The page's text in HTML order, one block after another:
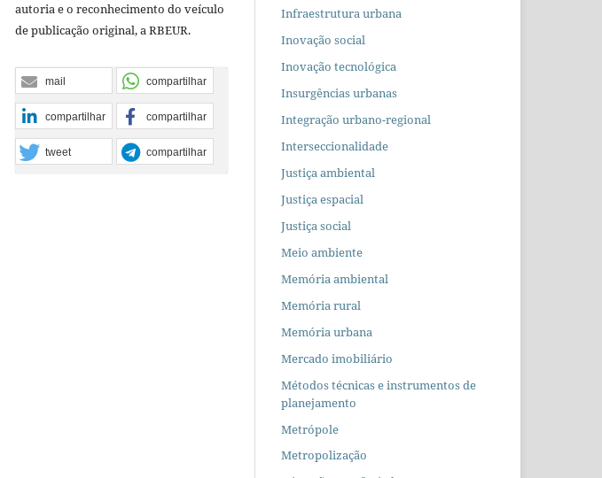
autoria e o reconhecimento do veículo
de publicação original, a RBEUR.
mail compartilhar
compartilhar compartilhar
tweet compartilhar
Infraestrutura urbana
Inovação social
Inovação tecnológica
Insurgências urbanas
Integração urbano-regional
Interseccionalidade
Justiça ambiental
Justiça espacial
Justiça social
Meio ambiente
Memória ambiental
Memória rural
Memória urbana
Mercado imobiliário
Métodos técnicas e instrumentos de
planejamento
Metrópole
Metropolização